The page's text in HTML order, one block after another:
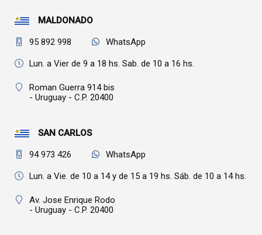
MALDONADO
95 892 998 WhatsApp
Lun. a Vier de 9 a 18 hs. Sab. de 10 a 16 hs.
Roman Guerra 914 bis
- Uruguay - C.P. 20400
SAN CARLOS
94 973 426 WhatsApp
Lun. a Vie. de 10 a 14 y de 15 a 19 hs. Sáb. de 10 a 14 hs.
Av. Jose Enrique Rodo
- Uruguay - C.P. 20400